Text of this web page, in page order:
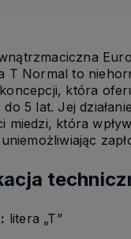
T Normal to
która
5 lat. Jej
miedzi, która
litera „T”